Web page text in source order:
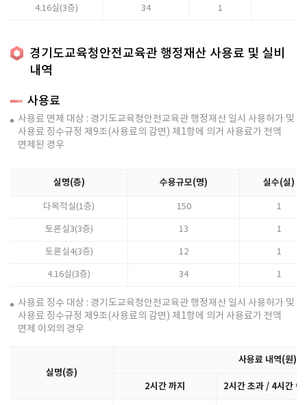
4.16실(3층) 34 1
경기도교육청안전교육관 행정재산 사용료 및 실비
내역
사용료
사용료 면제 대상 : 경기도교육청안전교육관 행정재산 일시 사용허가 및
사용료 징수규정 제9조(사용료의 감면) 제1항에 의거 사용료가 전액
면제된 경우
실명(층) 수용규모(명) 실수(실)
다목적실(1층) 150 1
토론실3(3층) 13 1
토론실4(3층) 12 1
4.16실(3층) 34 1
사용료 징수 대상 : 경기도교육청안전교육관 행정재산 일시 사용허가 및
사용료 징수규정 제9조(사용료의 감면) 제1항에 의거 사용료가 전액
면제 이외의 경우
실명(층)
사용료 내역(원)
2시간 까지 2시간 초과 / 4시간 이